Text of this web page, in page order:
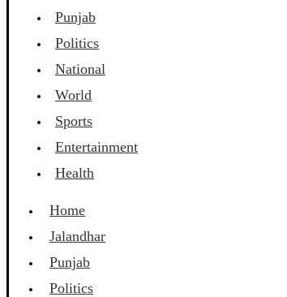
Punjab
Politics
National
World
Sports
Entertainment
Health
Home
Jalandhar
Punjab
Politics